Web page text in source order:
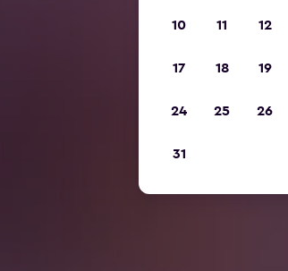
10 11 12
17 18 19
24 25 26
31